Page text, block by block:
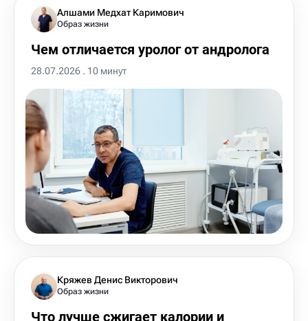
Алшами Медхат Каримович
Образ жизни
Чем отличается уролог от андролога
28.07.2026 . 10 минут
Кряжев Денис Викторович
Образ жизни
Что лучше сжигает калории и